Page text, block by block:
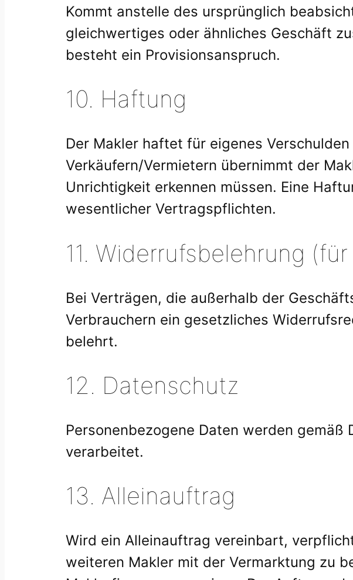
Kommt anstelle des ursprünglich
gleichwertiges oder ähnliches Geschäft
besteht ein Provisionsanspruch.
10. Haftung
Der Makler haftet für eigenes
Verkäufern/Vermietern übernimmt der
Unrichtigkeit erkennen müssen. Eine
wesentlicher Vertragspflichten.
11. Widerrufsbelehrung
Bei Verträgen, die außerhalb der
Verbrauchern ein gesetzliches
belehrt.
12. Datenschutz
Personenbezogene Daten werden gemäß
verarbeitet.
13. Alleinauftrag
Wird ein Alleinauftrag vereinbart,
weiteren Makler mit der Vermarktung zu